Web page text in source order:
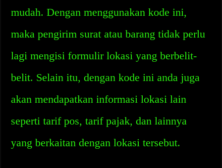
mudah. Dengan menggunakan kode ini,
maka pengirim surat atau barang tidak perlu
lagi mengisi formulir lokasi yang berbelit-
belit. Selain itu, dengan kode ini anda juga
akan mendapatkan informasi lokasi lain
seperti tarif pos, tarif pajak, dan lainnya
yang berkaitan dengan lokasi tersebut.